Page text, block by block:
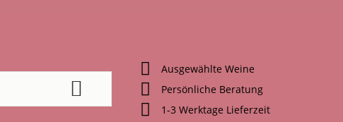
Ausgewählte Weine
Persönliche Beratung
1-3 Werktage Lieferzeit